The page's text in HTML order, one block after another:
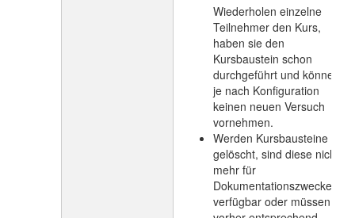
Wiederholen einzelne
Teilnehmer den Kurs,
haben sie den
Kursbaustein schon
durchgeführt und können
je nach Konfiguration
keinen neuen Versuch
vornehmen.
Werden Kursbausteine
gelöscht, sind diese nicht
mehr für
Dokumentationszwecke
verfügbar oder müssen